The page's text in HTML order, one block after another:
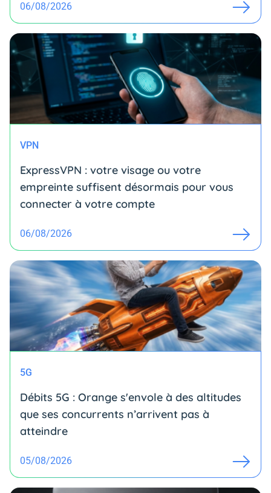
06/08/2026
VPN
ExpressVPN : votre visage ou votre
empreinte suffisent désormais pour vous
connecter à votre compte
06/08/2026
5G
Débits 5G : Orange s'envole à des altitudes
que ses concurrents n’arrivent pas à
atteindre
05/08/2026